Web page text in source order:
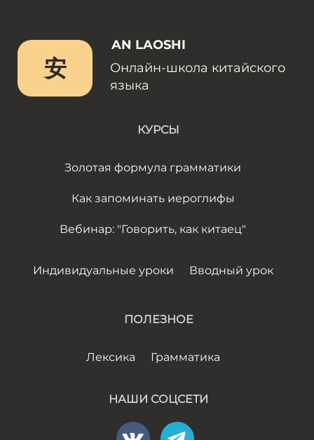
安
AN LAOSHI
Онлайн-школа китайского
языка
КУРСЫ
Золотая формула грамматики
Как запоминать иероглифы
Вебинар: "Говорить, как китаец"
Индивидуальные уроки Вводный урок
ПОЛЕЗНОЕ
Лексика Грамматика
НАШИ СОЦСЕТИ